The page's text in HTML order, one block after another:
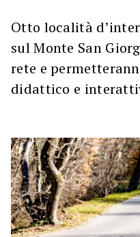
Otto località
sul Monte San
rete e
didattico e